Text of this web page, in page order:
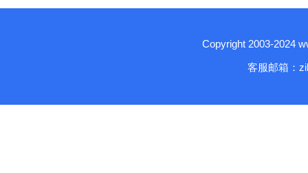
Copyright 2003-2024
客服邮箱：